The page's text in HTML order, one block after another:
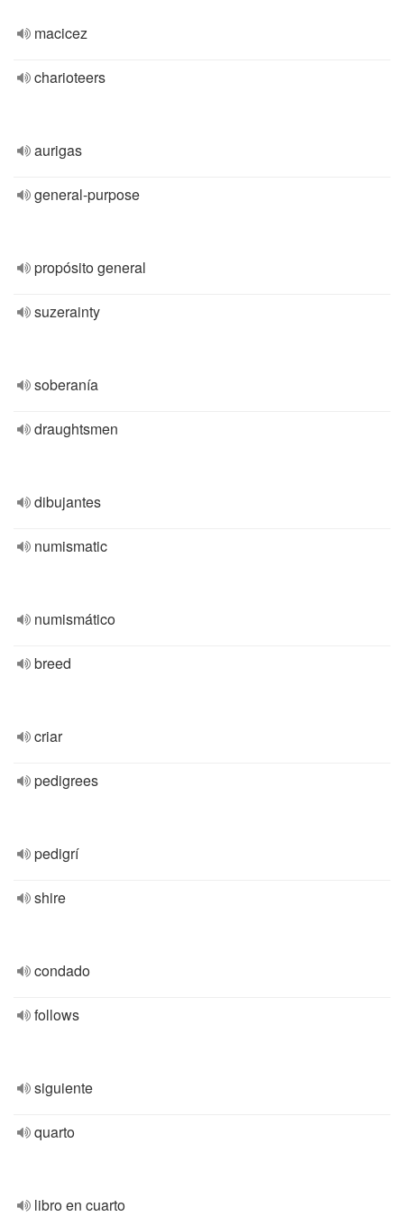
macicez
charioteers
aurigas
general-purpose
propósito general
suzerainty
soberanía
draughtsmen
dibujantes
numismatic
numismático
breed
criar
pedigrees
pedigrí
shire
condado
follows
siguiente
quarto
libro en cuarto